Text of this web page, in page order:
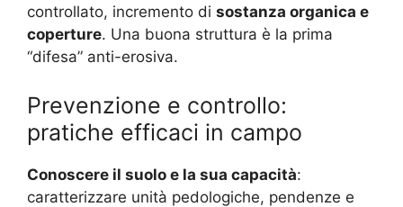
controllato, incremento di sostanza organica e
coperture. Una buona struttura è la prima
“difesa” anti-erosiva.
Prevenzione e controllo:
pratiche efficaci in campo
Conoscere il suolo e la sua capacità:
caratterizzare unità pedologiche, pendenze e